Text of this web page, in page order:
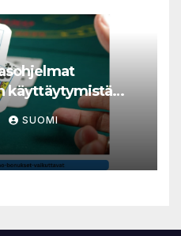
käyttäytymistä
SUOMI